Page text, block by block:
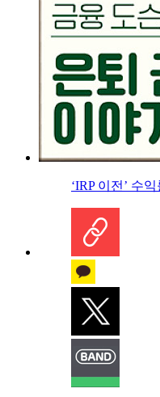
‘IRP 이전’ 수